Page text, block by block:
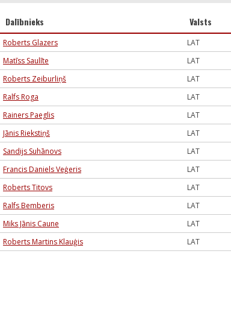
Dalībnieks Valsts
Roberts Glazers LAT
Matīss Saulīte LAT
Roberts Zeiburliņš LAT
Ralfs Roga LAT
Rainers Paeglis LAT
Jānis Riekstiņš LAT
Sandijs Suhānovs LAT
Francis Daniels Veģeris LAT
Roberts Titovs LAT
Ralfs Bemberis LAT
Miks Jānis Caune LAT
Roberts Martins Klauģis LAT